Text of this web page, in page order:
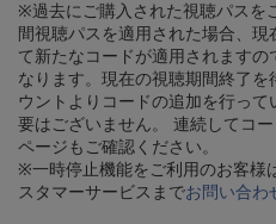
※過去にご購入された視聴パスを
間視聴パスを適用された場合、
て新たなコードが適用されますの
なります。現在の視聴期間終了
ウントよりコードの追加を行っ
要はございません。 連続してコ
ページもご確認ください。
※一時停止機能をご利用のお客様
スタマーサービスまでお問い合わ